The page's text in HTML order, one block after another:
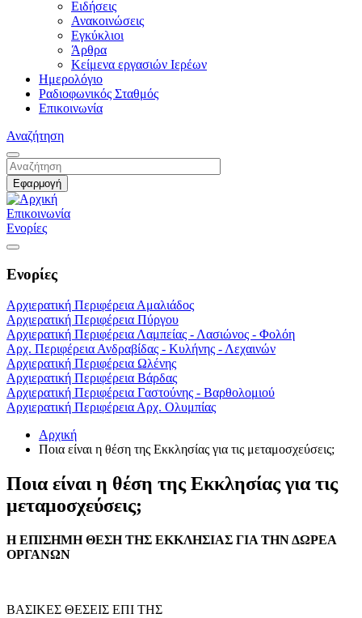
Ειδήσεις
Ανακοινώσεις
Εγκύκλιοι
Άρθρα
Κείμενα εργασιών Ιερέων
Ημερολόγιο
Ραδιοφωνικός Σταθμός
Επικοινωνία
Αναζήτηση
Επικοινωνία
Ενορίες
Ενορίες
Αρχιερατική Περιφέρεια Αμαλιάδος
Αρχιερατική Περιφέρεια Πύργου
Αρχιερατική Περιφέρεια Λαμπείας - Λασιώνος - Φολόη
Αρχ. Περιφέρεια Ανδραβίδας - Κυλήνης - Λεχαινών
Αρχιερατική Περιφέρεια Ωλένης
Αρχιερατική Περιφέρεια Βάρδας
Αρχιερατική Περιφέρεια Γαστούνης - Βαρθολομιού
Αρχιερατική Περιφέρεια Αρχ. Ολυμπίας
Αρχική
Ποια είναι η θέση της Εκκλησίας για τις μεταμοσχεύσεις;
Ποια είναι η θέση της Εκκλησίας για τις
μεταμοσχεύσεις;
Η ΕΠΙΣΗΜΗ ΘΕΣΗ ΤΗΣ ΕΚΚΛΗΣΙΑΣ ΓΙΑ ΤΗΝ ΔΩΡΕΑ
ΟΡΓΑΝΩΝ
ΒΑΣΙΚΕΣ ΘΕΣΕΙΣ ΕΠΙ ΤΗΣ